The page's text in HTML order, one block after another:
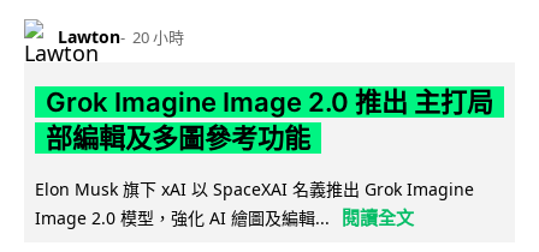
Lawton 20 小時
Grok Imagine Image 2.0 推出 主打局
部編輯及多圖參考功能
Elon Musk 旗下 xAI 以 SpaceXAI 名義推出 Grok Imagine
Image 2.0 模型，強化 AI 繪圖及編輯...
閱讀全文